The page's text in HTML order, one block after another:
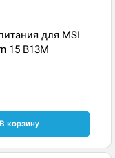
для MSI
15 B13M
В корзину